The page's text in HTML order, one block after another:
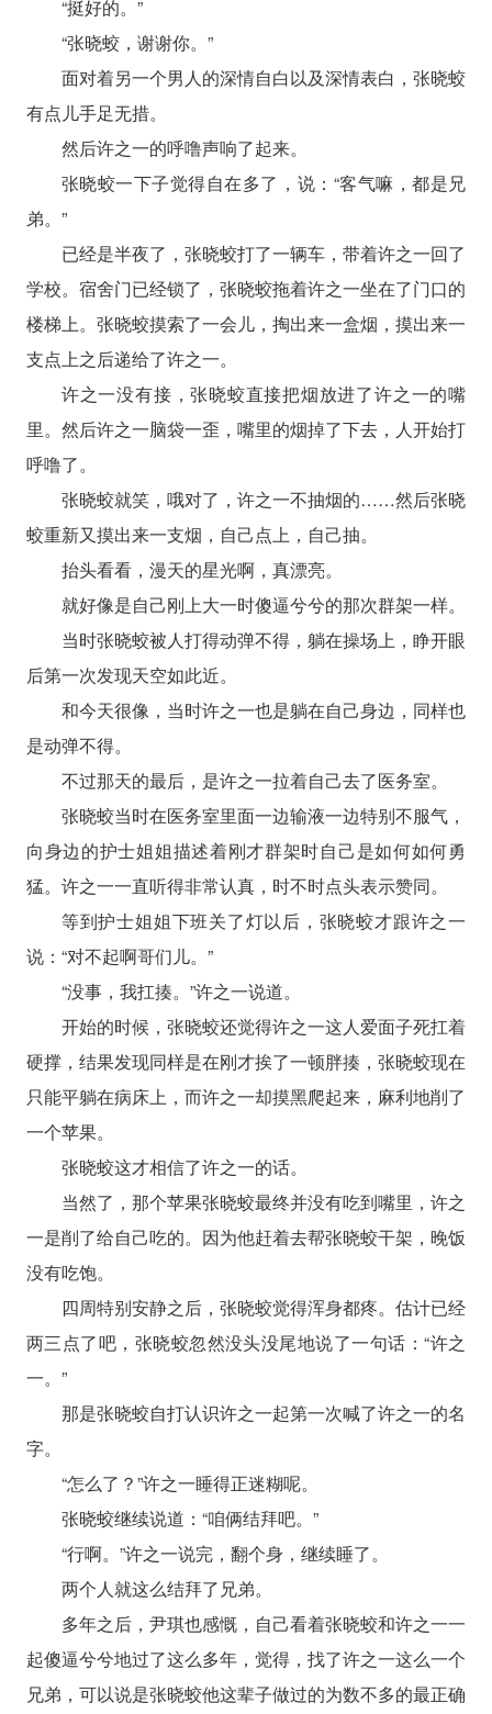
“挺好的。”
“张晓蛟，谢谢你。”
面对着另一个男人的深情自白以及深情表白，张晓蛟
有点儿手足无措。
然后许之一的呼噜声响了起来。
张晓蛟一下子觉得自在多了，说：“客气嘛，都是兄
弟。”
已经是半夜了，张晓蛟打了一辆车，带着许之一回了
学校。宿舍门已经锁了，张晓蛟拖着许之一坐在了门口的
楼梯上。张晓蛟摸索了一会儿，掏出来一盒烟，摸出来一
支点上之后递给了许之一。
许之一没有接，张晓蛟直接把烟放进了许之一的嘴
里。然后许之一脑袋一歪，嘴里的烟掉了下去，人开始打
呼噜了。
张晓蛟就笑，哦对了，许之一不抽烟的……然后张晓
蛟重新又摸出来一支烟，自己点上，自己抽。
抬头看看，漫天的星光啊，真漂亮。
就好像是自己刚上大一时傻逼兮兮的那次群架一样。
当时张晓蛟被人打得动弹不得，躺在操场上，睁开眼
后第一次发现天空如此近。
和今天很像，当时许之一也是躺在自己身边，同样也
是动弹不得。
不过那天的最后，是许之一拉着自己去了医务室。
张晓蛟当时在医务室里面一边输液一边特别不服气，
向身边的护士姐姐描述着刚才群架时自己是如何如何勇
猛。许之一一直听得非常认真，时不时点头表示赞同。
等到护士姐姐下班关了灯以后，张晓蛟才跟许之一
说：“对不起啊哥们儿。”
“没事，我扛揍。”许之一说道。
开始的时候，张晓蛟还觉得许之一这人爱面子死扛着
硬撑，结果发现同样是在刚才挨了一顿胖揍，张晓蛟现在
只能平躺在病床上，而许之一却摸黑爬起来，麻利地削了
一个苹果。
张晓蛟这才相信了许之一的话。
当然了，那个苹果张晓蛟最终并没有吃到嘴里，许之
一是削了给自己吃的。因为他赶着去帮张晓蛟干架，晚饭
没有吃饱。
四周特别安静之后，张晓蛟觉得浑身都疼。估计已经
两三点了吧，张晓蛟忽然没头没尾地说了一句话：“许之
一。”
那是张晓蛟自打认识许之一起第一次喊了许之一的名
字。
“怎么了？”许之一睡得正迷糊呢。
张晓蛟继续说道：“咱俩结拜吧。”
“行啊。”许之一说完，翻个身，继续睡了。
两个人就这么结拜了兄弟。
多年之后，尹琪也感慨，自己看着张晓蛟和许之一一
起傻逼兮兮地过了这么多年，觉得，找了许之一这么一个
兄弟，可以说是张晓蛟他这辈子做过的为数不多的最正确